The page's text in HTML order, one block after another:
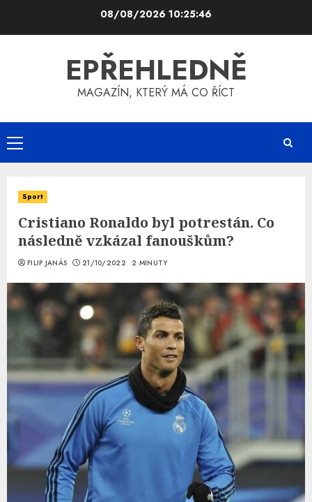
08/08/202610:25:47
EPŘEHLEDNĚ
MAGAZÍN, KTERÝ MÁ CO ŘÍCT
Primary
Menu
Sport
Cristiano Ronaldo byl potrestán. Co
následně vzkázal fanouškům?
FILIP JANÁS 21/10/2022 2 MINUTY